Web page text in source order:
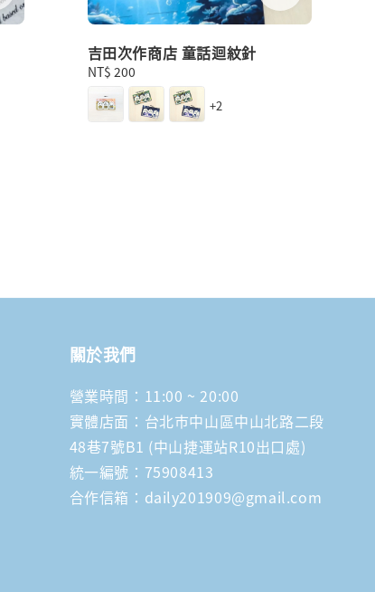
吉田次作商店 童話迴紋針
Regular
NT$ 200
+2
關於我們
營業時間：11:00 ~ 20:00
實體店面：台北市中山區中山北路二段
48巷7號B1 (中山捷運站R10出口處)
統一編號：75908413
合作信箱：daily201909@gmail.com